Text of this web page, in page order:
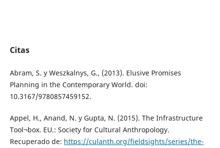
Citas
Abram, S. y Weszkalnys, G., (2013). Elusive Promises
Planning in the Contemporary World. doi:
10.3167/9780857459152.
Appel, H., Anand, N. y Gupta, N. (2015). The Infrastructure
Tool¬box. EU.: Society for Cultural Anthropology.
Recuperado de: https://culanth.org/fieldsights/series/the-